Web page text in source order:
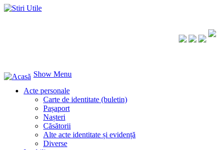
Show Menu
Acte personale
Carte de identitate (buletin)
Pașaport
Nașteri
Căsătorii
Alte acte identitate și evidență
Diverse